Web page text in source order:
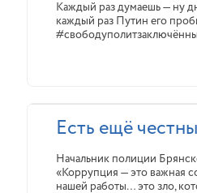
Каждый раз думаешь — ну
каждый раз Путин его
Есть ещё
Начальник полиции
«Коррупция — это важная
нашей работы… это зло,